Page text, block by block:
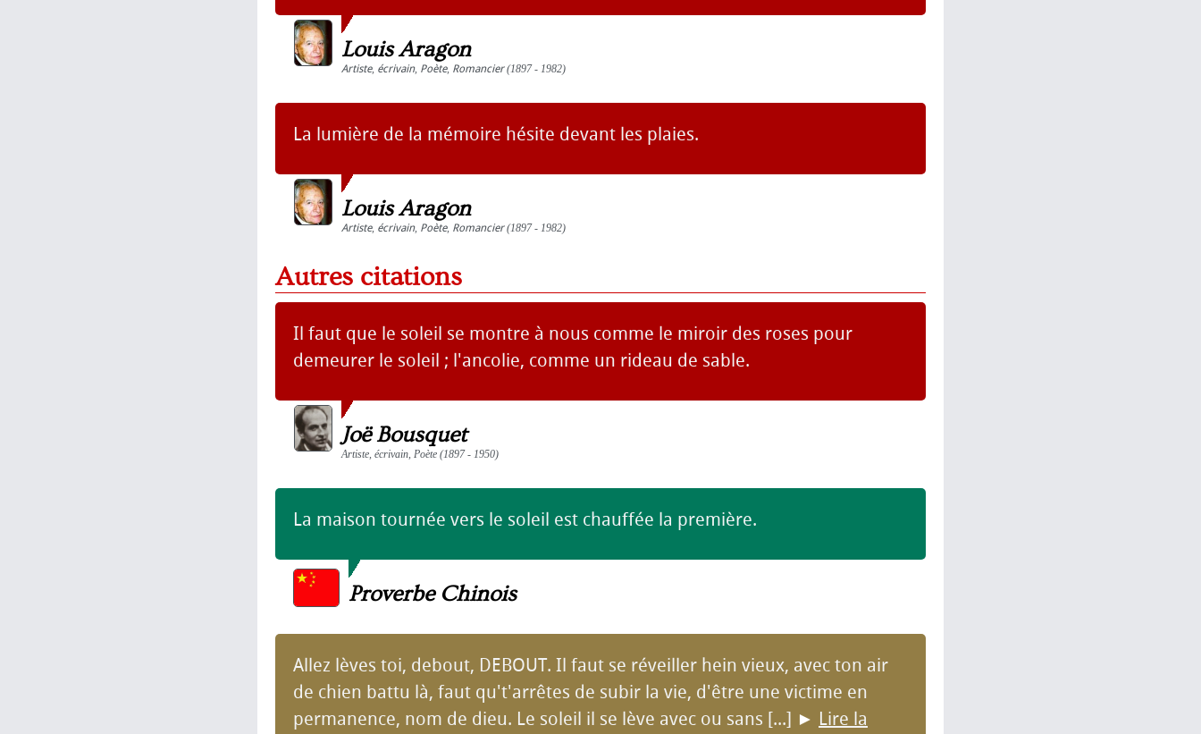
Louis Aragon
Artiste, écrivain, Poète, Romancier(1897 - 1982)
La lumière de la mémoire hésite devant les plaies.
Louis Aragon
Artiste, écrivain, Poète, Romancier(1897 - 1982)
Autres citations
Il faut que le soleil se montre à nous comme le miroir des roses pour
demeurer le soleil ; l'ancolie, comme un rideau de sable.
Joë Bousquet
Artiste, écrivain, Poète (1897 - 1950)
La maison tournée vers le soleil est chauffée la première.
Proverbe Chinois
Allez lèves toi, debout, DEBOUT. Il faut se réveiller hein vieux, avec ton air
de chien battu là, faut qu't'arrêtes de subir la vie, d'être une victime en
permanence, nom de dieu. Le soleil il se lève avec ou sans [...] ► Lire la